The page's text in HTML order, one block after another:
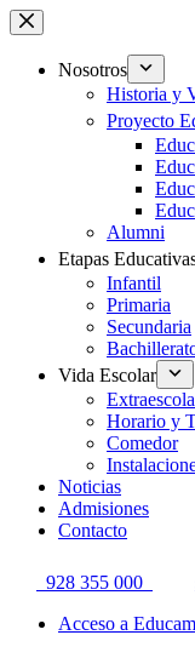
Saltar
al
contenidoNosotros
Historia y
Proyecto
Alumni
Etapas
Infantil
Primaria
Secundaria
Vida Escolar
Horario y
Comedor
Noticias
Admisiones
Contacto
928 355 000
Acceso a